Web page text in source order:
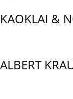
KAOKLAI &
ALBERT